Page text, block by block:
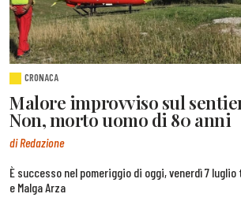
CRONACA
Malore improvviso sul
Non, morto uomo di 80 anni
di Redazione
È successo nel pomeriggio di oggi, venerdì 7 luglio
e Malga Arza